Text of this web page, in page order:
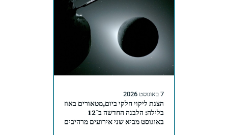
7 באוגוסט 2026
הצגת ליקוי חלקי ביום,מטאורים באוז
בלילה: הלבנה החדשה ב־12
באוגוסט מביא שני אירועים מרהיבים